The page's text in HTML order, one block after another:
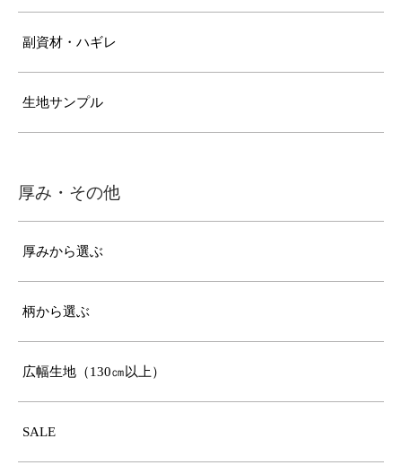
副資材・ハギレ
生地サンプル
厚み・その他
厚みから選ぶ
柄から選ぶ
広幅生地（130㎝以上）
SALE